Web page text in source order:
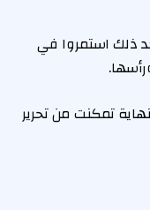
ذلك استمروا في
تمكنت من تحرير